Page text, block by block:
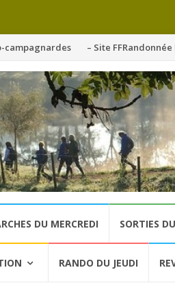
campagnardes – Site FFRandonnée
DU MERCREDI SORTIES
RANDO DU JEUDI